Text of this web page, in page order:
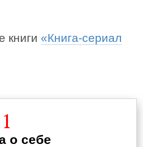
книги «Книга-сериал
1
о себе